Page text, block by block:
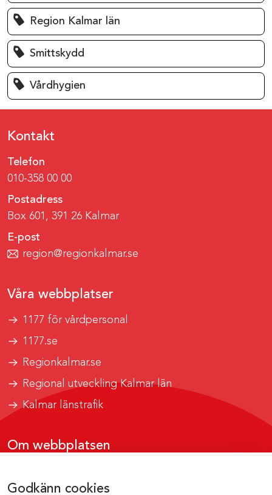
Godkänn cookies
Region Kalmar län
Smittskydd
Vårdhygien
Kontakt
Telefon
010-358 00 00
Postadress
Box 601, 391 26 Kalmar
E-post
region@regionkalmar.se
Våra webbplatser
1177 för vårdpersonal
1177.se
Regionkalmar.se
Regional utveckling Kalmar län
Kalmar länstrafik
Om webbplatsen
Om cookies